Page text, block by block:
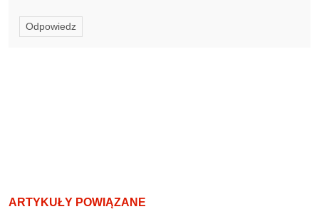
Odpowiedz
ARTYKUŁY POWIĄZANE